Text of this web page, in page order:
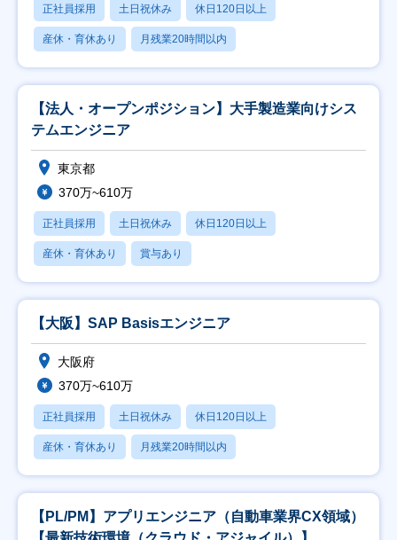
正社員採用 土日祝休み 休日120日以上
産休・育休あり 月残業20時間以内
【法人・オープンポジション】大手製造業向けシス
テムエンジニア
東京都
370万~610万
正社員採用 土日祝休み 休日120日以上
産休・育休あり 賞与あり
【大阪】SAP Basisエンジニア
大阪府
370万~610万
正社員採用 土日祝休み 休日120日以上
産休・育休あり 月残業20時間以内
【PL/PM】アプリエンジニア（自動車業界CX領域）